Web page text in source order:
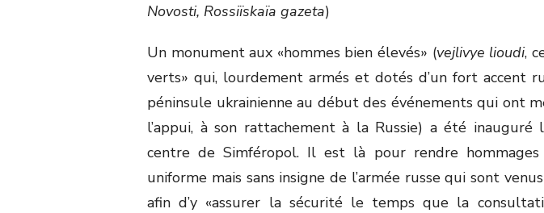
Novosti, Rossiïskaïa gazeta)
Un monument aux «hommes bien élevés» (vejlivye lioudi,
verts» qui, lourdement armés et dotés d’un fort accent
péninsule ukrainienne au début des événements qui ont
l’appui, à son rattachement à la Russie) a été
centre de Simféropol. Il est là pour rendre
uniforme mais sans insigne de l’armée russe qui sont
afin d’y «assurer la sécurité le temps que la